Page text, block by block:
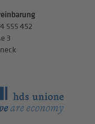
555 452
3